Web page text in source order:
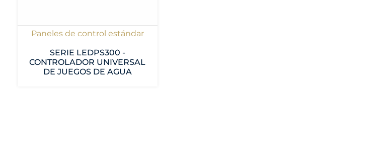
Paneles de control estándar
SERIE LEDPS300 -
CONTROLADOR UNIVERSAL
DE JUEGOS DE AGUA